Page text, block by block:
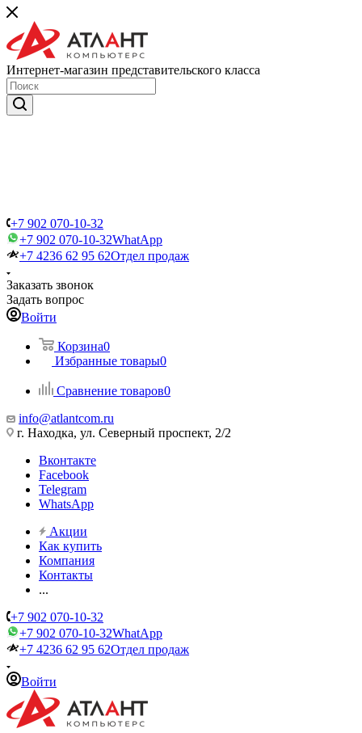
Интернет-магазин представительского класса
+7 902 070-10-32
+7 902 070-10-32WhatApp
+7 4236 62 95 62Отдел продаж
Заказать звонок
Задать вопрос
Войти
Корзина0
Избранные товары0
Сравнение товаров0
info@atlantcom.ru
г. Находка, ул. Северный проспект, 2/2
Вконтакте
Facebook
Telegram
WhatsApp
Акции
Как купить
Компания
Контакты
...
+7 902 070-10-32
+7 902 070-10-32WhatApp
+7 4236 62 95 62Отдел продаж
Войти